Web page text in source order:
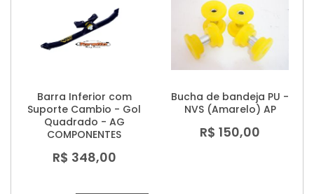
Barra Inferior com
Suporte Cambio - Gol
Quadrado - AG
COMPONENTES
R$ 348,00
Bucha de bandeja PU -
NVS (Amarelo) AP
R$ 150,00